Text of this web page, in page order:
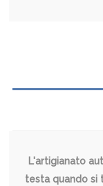
L'artigianato
testa quando si